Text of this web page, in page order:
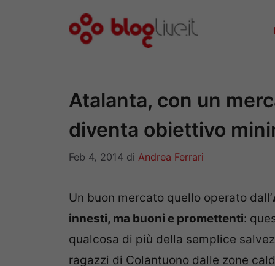
Atalanta, con un
diventa obiettivo
Feb 4, 2014 di Andrea Ferrari
Un buon mercato quello operato dall’
innesti, ma buoni e promettenti:
qualcosa di più della semplice
ragazzi di Colantuono dalle zone